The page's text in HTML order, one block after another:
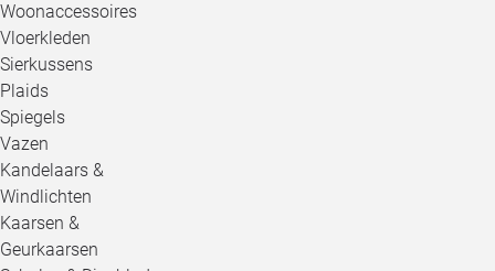
Woonaccessoires
Vloerkleden
Sierkussens
Plaids
Spiegels
Vazen
Kandelaars &
Windlichten
Kaarsen &
Geurkaarsen